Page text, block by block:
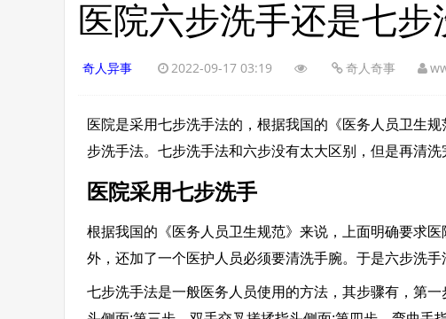
医院六步洗手还是七步
奇人异事 2022-09-17 03:19 奇人奇事
医院是采用七步洗手法的，根据我国的《医务人员卫生
步洗手法。七步洗手法和六步没有太大区别，但是再清
医院采用七步洗手
根据我国的《医务人员卫生规范》来说，上面明确要求
外，还加了一个医护人员必须要清洗手腕。于是六步洗
七步洗手法是一般医务人员使用的方法，其步骤有，第